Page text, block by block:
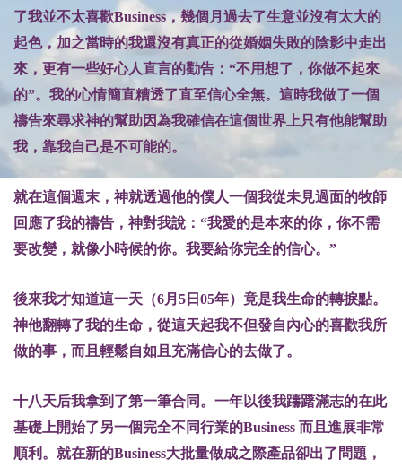
了我並不太喜歡Business，幾個月過去了生意並沒有太大的
起色，加之當時的我還沒有真正的從婚姻失敗的陰影中走出
來，更有一些好心人直言的勸告：“不用想了，你做不起來
的”。我的心情簡直糟透了直至信心全無。這時我做了一個
禱告來尋求神的幫助因為我確信在這個世界上只有他能幫助
我，靠我自己是不可能的。
就在這個週末，神就透過他的僕人一個我從未見過面的牧師
回應了我的禱告，神對我說：“我愛的是本來的你，你不需
要改變，就像小時候的你。我要給你完全的信心。”
後來我才知道這一天（6月5日05年）竟是我生命的轉捩點。
神他翻轉了我的生命，從這天起我不但發自內心的喜歡我所
做的事，而且輕鬆自如且充滿信心的去做了。
十八天后我拿到了第一筆合同。一年以後我躊躇滿志的在此
基礎上開始了另一個完全不同行業的Business 而且進展非常
順利。就在新的Business大批量做成之際產品卻出了問題，